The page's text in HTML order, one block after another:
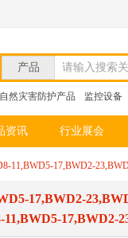
产品 请输入搜索
自然灾害防护产品 监控设备
资讯 行业展会
11,BWD5-17,BWD2-
17,BWD2-
11,BWD5-17,BWD2-